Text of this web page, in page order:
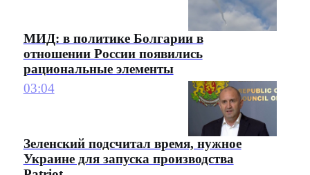
МИД: в политике Болгарии в
отношении России появились
рациональные элементы
03:04
Зеленский подсчитал время, нужное
Украине для запуска производства